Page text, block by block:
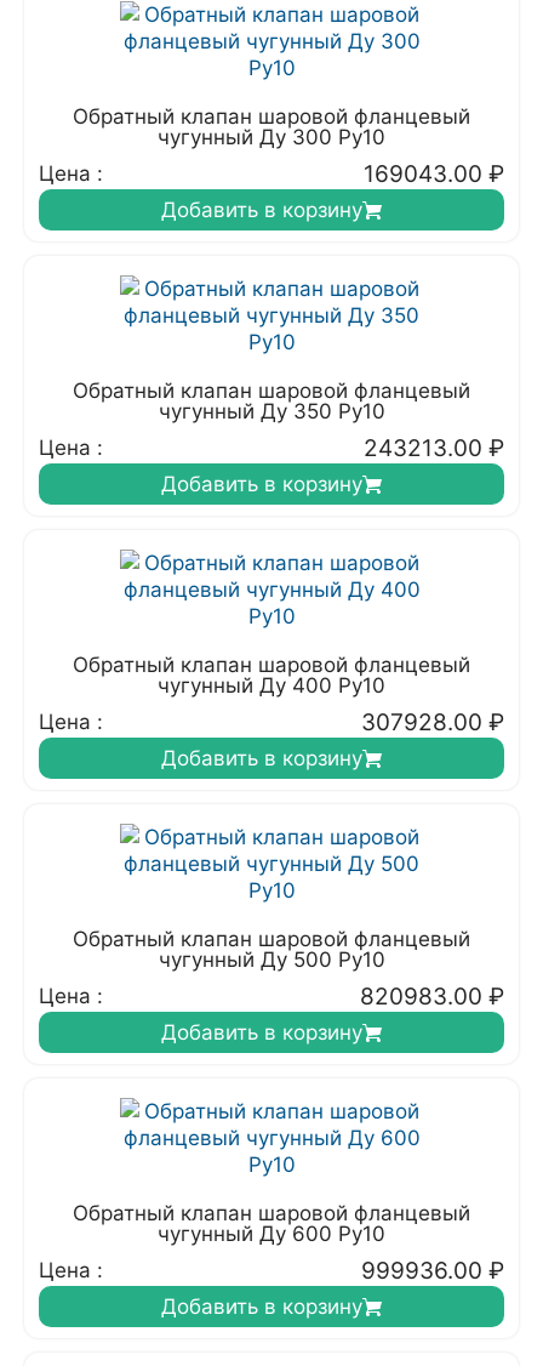
Обратный клапан шаровой фланцевый
чугунный Ду 300 Ру10
Цена :
169043.00 ₽
Добавить в корзину
Обратный клапан шаровой фланцевый
чугунный Ду 350 Ру10
Цена :
243213.00 ₽
Добавить в корзину
Обратный клапан шаровой фланцевый
чугунный Ду 400 Ру10
Цена :
307928.00 ₽
Добавить в корзину
Обратный клапан шаровой фланцевый
чугунный Ду 500 Ру10
Цена :
820983.00 ₽
Добавить в корзину
Обратный клапан шаровой фланцевый
чугунный Ду 600 Ру10
Цена :
999936.00 ₽
Добавить в корзину